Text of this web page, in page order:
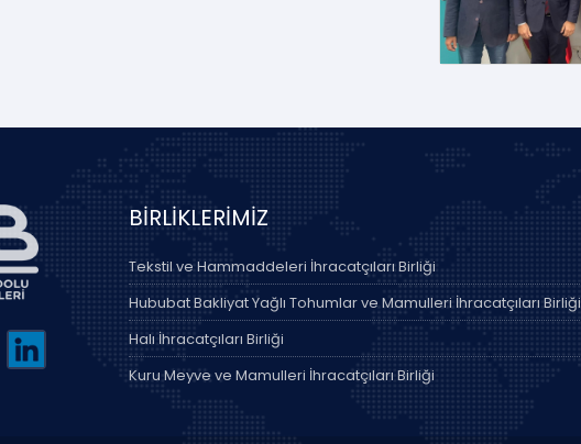
BİRLİKLERİMİZ
Tekstil ve Hammaddeleri İhracatçıları Birliği
Hububat Bakliyat Yağlı Tohumlar ve Mamulleri İhracatçıları Birliği
Halı İhracatçıları Birliği
Kuru Meyve ve Mamulleri İhracatçıları Birliği